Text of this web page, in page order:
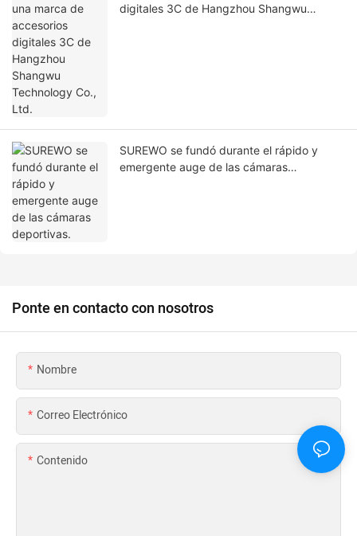
digitales 3C de Hangzhou Shangwu
SUREWO se fundó durante el rápido y
emergente auge de las cámaras
Ponte en contacto con nosotros
Nombre
Correo Electrónico
Contenido